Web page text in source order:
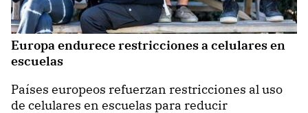
Europa endurece restricciones a celulares en
escuelas
Países europeos refuerzan restricciones al uso
de celulares en escuelas para reducir